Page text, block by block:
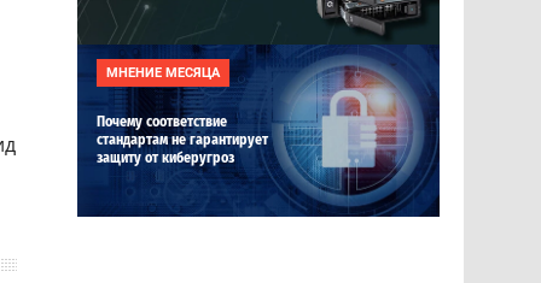
МНЕНИЕ МЕСЯЦА
Почему соответствие
стандартам не гарантирует
защиту от киберугроз